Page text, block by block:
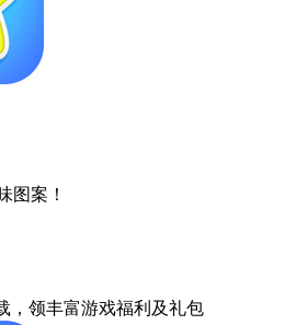
图案！
，领丰富游戏福利 及礼包